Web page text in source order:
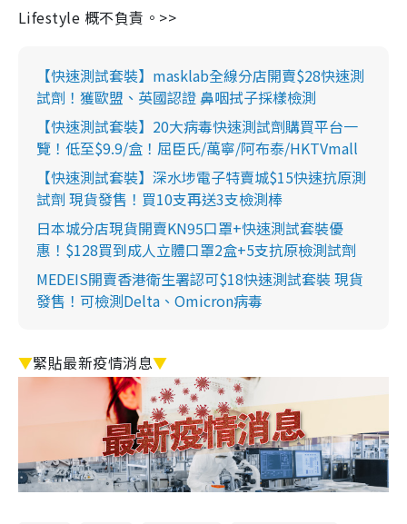
Lifestyle 概不負責。>>
【快速測試套裝】masklab全線分店開賣$28快速測
試劑！獲歐盟、英國認證 鼻咽拭子採樣檢測
【快速測試套裝】20大病毒快速測試劑購買平台一
覽！低至$9.9/盒！屈臣氏/萬寧/阿布泰/HKTVmall
【快速測試套裝】深水埗電子特賣城$15快速抗原測
試劑 現貨發售！買10支再送3支檢測棒
日本城分店現貨開賣KN95口罩+快速測試套裝優
惠！$128買到成人立體口罩2盒+5支抗原檢測試劑
MEDEIS開賣香港衛生署認可$18快速測試套裝 現貨
發售！可檢測Delta、Omicron病毒
▼緊貼最新疫情消息▼